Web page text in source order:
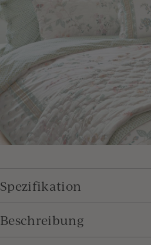
Spezifikation
Beschreibung